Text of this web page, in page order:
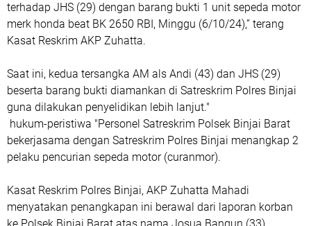
terhadap JHS (29) dengan barang bukti 1 unit sepeda motor
merk honda beat BK 2650 RBI, Minggu (6/10/24),” terang
Kasat Reskrim AKP Zuhatta.
Saat ini, kedua tersangka AM als Andi (43) dan JHS (29)
beserta barang bukti diamankan di Satreskrim Polres Binjai
guna dilakukan penyelidikan lebih lanjut."
hukum-peristiwa "Personel Satreskrim Polsek Binjai Barat
bekerjasama dengan Satreskrim Polres Binjai menangkap 2
pelaku pencurian sepeda motor (curanmor).
Kasat Reskrim Polres Binjai, AKP Zuhatta Mahadi
menyatakan penangkapan ini berawal dari laporan korban